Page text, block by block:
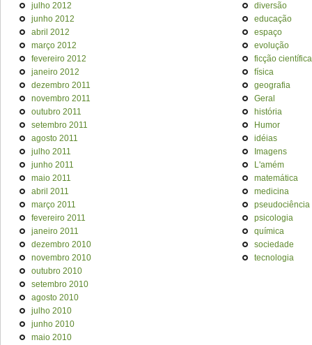
julho 2012
junho 2012
abril 2012
março 2012
fevereiro 2012
janeiro 2012
dezembro 2011
novembro 2011
outubro 2011
setembro 2011
agosto 2011
julho 2011
junho 2011
maio 2011
abril 2011
março 2011
fevereiro 2011
janeiro 2011
dezembro 2010
novembro 2010
outubro 2010
setembro 2010
agosto 2010
julho 2010
junho 2010
maio 2010
diversão
educação
espaço
evolução
ficção científica
física
geografia
Geral
história
Humor
idéias
Imagens
L'amém
matemática
medicina
pseudociência
psicologia
química
sociedade
tecnologia